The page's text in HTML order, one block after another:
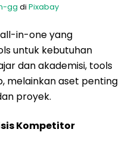
gg di Pixabay
in-one yang
untuk kebutuhan
dan akademisi, tools
melainkan aset penting
proyek.
Kompetitor